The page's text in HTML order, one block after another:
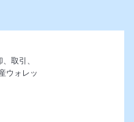
取引、
ウォレッ